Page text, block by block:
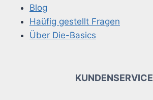
Blog
Haüfig gestellt Fragen
Über Die-Basics
KUNDENSERVICE